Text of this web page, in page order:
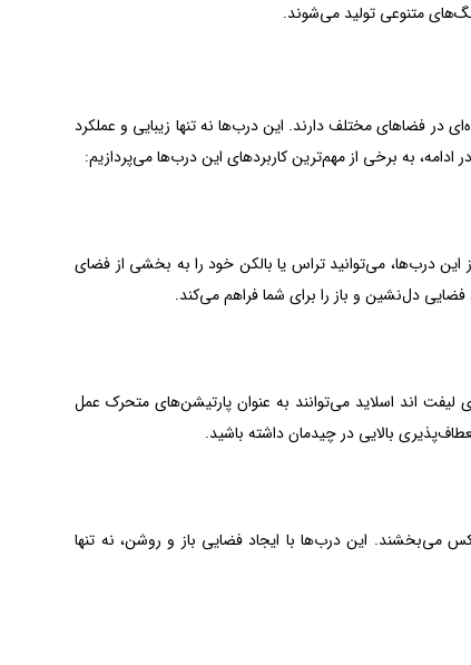
متنوعی تولید می‌شوند.
در فضاهای مختلف دارند. این درب‌ها نه تنها زیبایی و عملکرد
ادامه، به برخی از مهم‌ترین کاربردهای این درب‌ها می‌پردازیم:
این درب‌ها، می‌توانید تراس یا بالکن خود را به بخشی از فضای
دل‌نشین و باز را برای شما فراهم می‌کند.
لیفت اند اسلاید می‌توانند به عنوان پارتیشن‌های متحرک عمل
بالایی در چیدمان داشته باشید.
می‌بخشند. این درب‌ها با ایجاد فضایی باز و روشن، نه تنها